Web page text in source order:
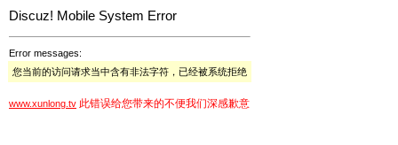
Discuz! Mobile System Error
Error messages:
您当前的访问请求当中含有非法字符，已经被系统拒绝
www.xunlong.tv 此错误给您带来的不便我们深感歉意